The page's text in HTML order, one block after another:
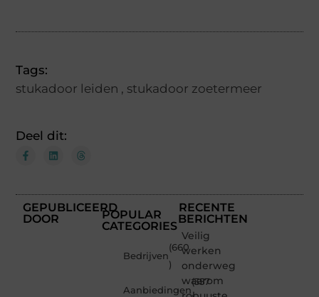
Tags:
stukadoor leiden , stukadoor zoetermeer
Deel dit:
GEPUBLICEERD
DOOR
POPULAR
CATEGORIES
Bedrijven
(660
)
Aanbiedingen
(357
RECENTE
BERICHTEN
Veilig
werken
onderweg:
waarom